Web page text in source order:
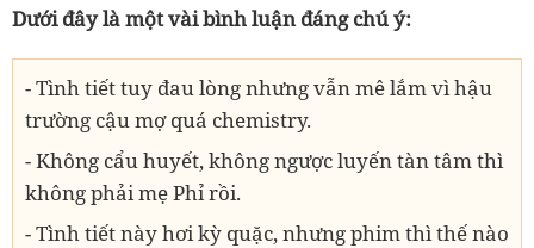
Dưới đây là một vài bình luận đáng chú ý:
- Tình tiết tuy đau lòng nhưng vẫn mê lắm vì hậu
trường cậu mợ quá chemistry.
- Không cẩu huyết, không ngược luyến tàn tâm thì
không phải mẹ Phỉ rồi.
- Tình tiết này hơi kỳ quặc, nhưng phim thì thế nào